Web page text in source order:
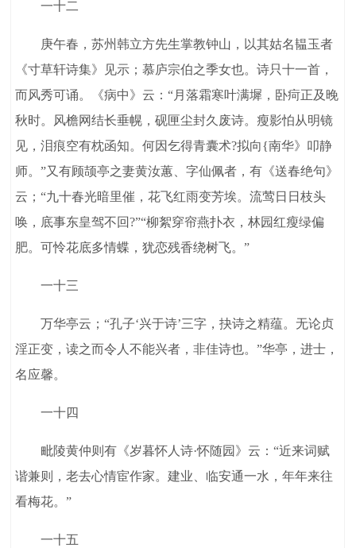
一十二
庚午春，苏州韩立方先生掌教钟山，以其姑名韫玉者
《寸草轩诗集》见示；慕庐宗伯之季女也。诗只十一首，
而风秀可诵。《病中》云：“月落霜寒叶满墀，卧疴正及晚
秋时。风檐网结长垂幌，砚匣尘封久废诗。瘦影怕从明镜
见，泪痕空有枕函知。何因乞得青囊术?拟向{南华》叩静
师。”又有顾颉亭之妻黄汝蕙、字仙佩者，有《送春绝句》
云；“九十春光暗里催，花飞红雨变芳埃。流莺日日枝头
唤，底事东皇驾不回?”“柳絮穿帘燕扑衣，林园红瘦绿偏
肥。可怜花底多情蝶，犹恋残香绕树飞。”
一十三
万华亭云；“孔子‘兴于诗’三字，抉诗之精蕴。无论贞
淫正变，读之而令人不能兴者，非佳诗也。”华亭，进士，
名应馨。
一十四
毗陵黄仲则有《岁暮怀人诗·怀随园》云：“近来词赋
谐兼则，老去心情宦作家。建业、临安通一水，年年来往
看梅花。”
一十五